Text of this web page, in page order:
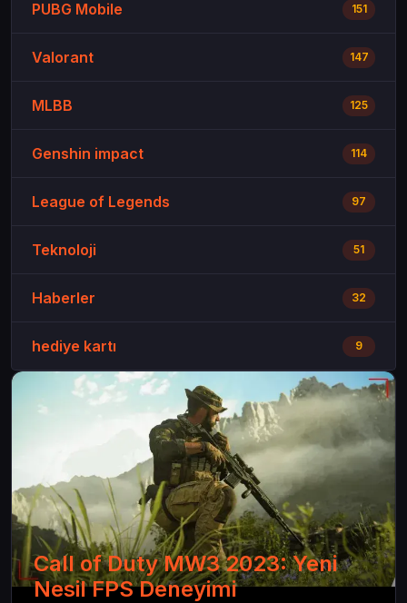
PUBG Mobile 151
Valorant 147
MLBB 125
Genshin impact 114
League of Legends 97
Teknoloji 51
Haberler 32
hediye kartı 9
Call of Duty MW3 2023: Yeni
Nesil FPS Deneyimi